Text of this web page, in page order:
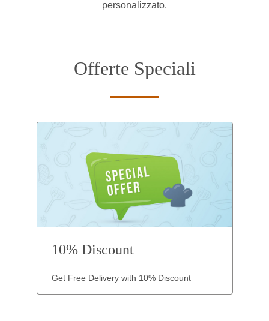
personalizzato.
Offerte Speciali
10% Discount
Get Free Delivery with 10% Discount